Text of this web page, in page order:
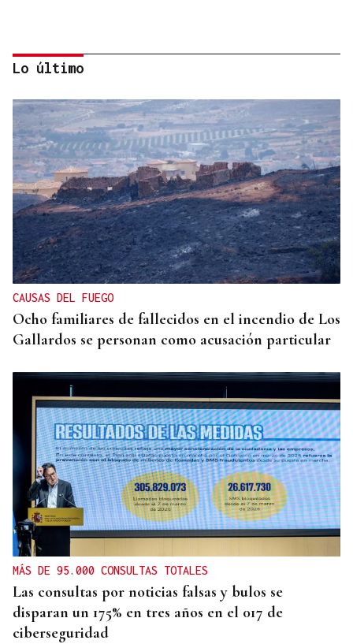
HELICOPTERO MEDICALIZADO
Un motorista en estado grave tras una colisión en
Velle
Lo último
CAUSAS DEL FUEGO
Ocho familiares de fallecidos en el incendio de Los
Gallardos se personan como acusación particular
MÁS DE 95.000 CONSULTAS TOTALES
Las consultas por noticias falsas y bulos se
disparan un 175% en tres años en el 017 de
ciberseguridad